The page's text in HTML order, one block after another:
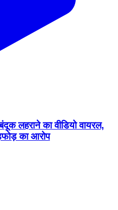
लहराने का वीडियो वायरल,
का आरोप